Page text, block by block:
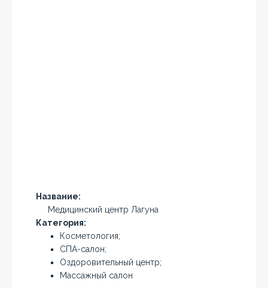
Название:
Медицинский центр Лагуна
Категория:
Косметология;
СПА-салон;
Оздоровительный центр;
Массажный салон